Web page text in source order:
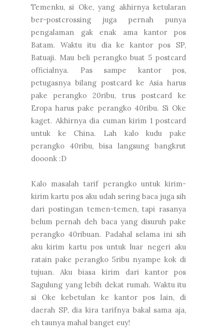
Temenku, si Oke, yang akhirnya ketularan
ber-postcrossing juga pernah punya
pengalaman gak enak ama kantor pos
Batam. Waktu itu dia ke kantor pos SP,
Batuaji. Mau beli perangko buat 5 postcard
officialnya. Pas sampe kantor pos,
petugasnya bilang postcard ke Asia harus
pake perangko 20ribu, trus postcard ke
Eropa harus pake perangko 40ribu. Si Oke
kaget. Akhirnya dia cuman kirim 1 postcard
untuk ke China. Lah kalo kudu pake
perangko 40ribu, bisa langsung bangkrut
dooonk :D
Kalo masalah tarif perangko untuk kirim-
kirim kartu pos aku udah sering baca juga sih
dari postingan temen-temen, tapi rasanya
belum pernah deh baca yang disuruh pake
perangko 40ribuan. Padahal selama ini sih
aku kirim kartu pos untuk luar negeri aku
ratain pake perangko 5ribu nyampe kok di
tujuan. Aku biasa kirim dari kantor pos
Sagulung yang lebih dekat rumah. Waktu itu
si Oke kebetulan ke kantor pos lain, di
daerah SP, dia kira tarifnya bakal sama aja,
eh taunya mahal banget euy!